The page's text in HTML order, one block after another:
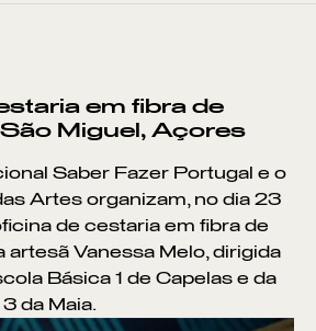
em fibra de
Miguel, Açores
Saber Fazer Portugal e o
Artes organizam, no dia 23
de cestaria em fibra de
artesã Vanessa Melo, dirigida
Básica 1 de Capelas e da
da Maia.